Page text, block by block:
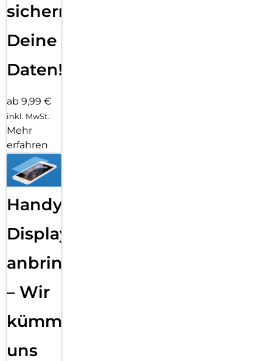
sichern
Deine
Daten!
ab 9,99 €
inkl. MwSt.
Mehr
erfahren
Handy
Displayfolie
anbringen
– Wir
kümmern
uns